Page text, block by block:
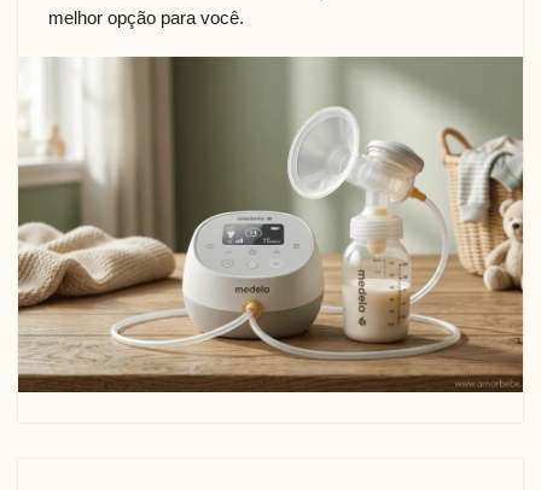
melhor opção para você.